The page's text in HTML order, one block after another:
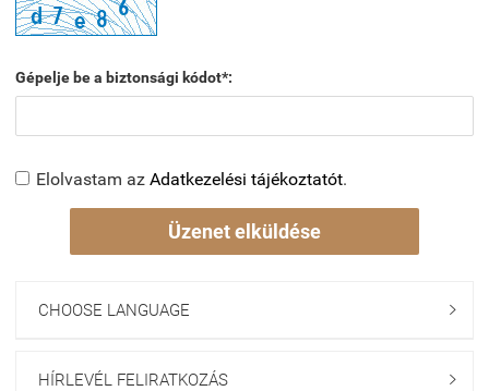
Gépelje be a biztonsági kódot*:
Elolvastam az Adatkezelési tájékoztatót.
Üzenet elküldése
CHOOSE LANGUAGE 
HÍRLEVÉL FELIRATKOZÁS 